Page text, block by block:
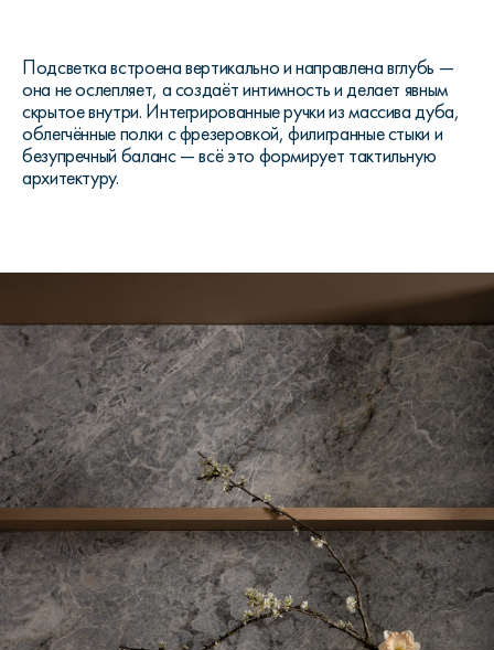
Подсветка встроена вертикально и направлена вглубь —
она не ослепляет, а создаёт интимность и делает явным
скрытое внутри. Интегрированные ручки из массива дуба,
облегчённые полки с фрезеровкой, филигранные стыки и
безупречный баланс — всё это формирует тактильную
архитектуру.